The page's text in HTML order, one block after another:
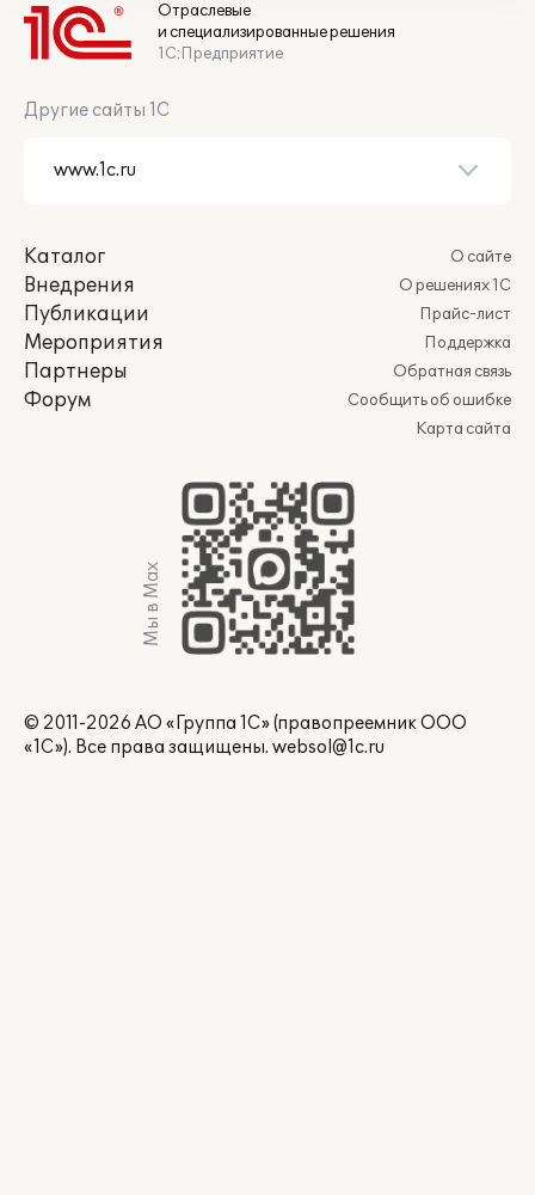
Отраслевые
и специализированные решения
1С:Предприятие
Другие сайты 1С
Каталог
Внедрения
Публикации
Мероприятия
Партнеры
Форум
О сайте
О решениях 1С
Прайс-лист
Поддержка
Обратная связь
Сообщить об ошибке
Карта сайта
Мы в Max
© 2011-2026 АО «Группа 1С» (правопреемник ООО
«1С»). Все права защищены. websol@1c.ru